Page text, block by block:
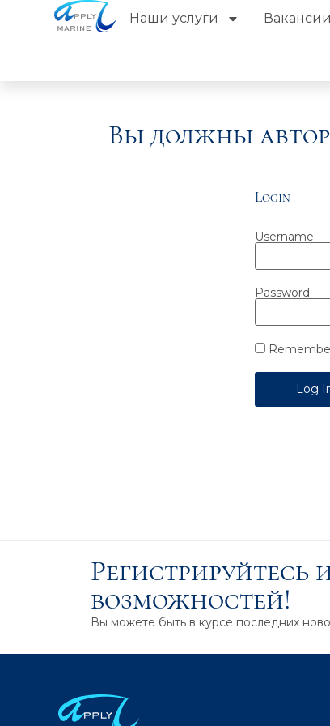
Наши услуги Вакансии
Вы должны
Login
Username
Password
Регистрируйтесь
возможностей!
Вы можете быть в курсе последних